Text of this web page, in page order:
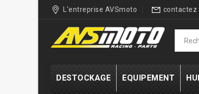
L'entreprise AVSmoto contactez
DESTOCKAGE EQUIPEMENT